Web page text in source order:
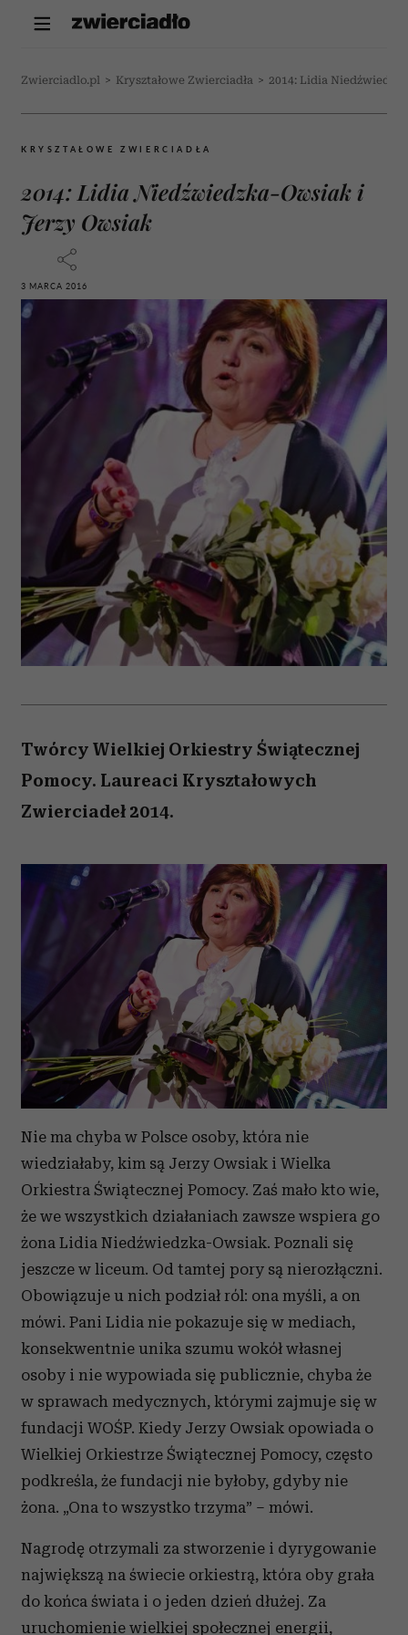
Zwierciadlo.pl > Kryształowe Zwierciadła > 2014: Lidia
KRYSZTAŁOWE ZWIERCIADŁA
2014: Lidia Niedźwiedzka-Owsiak i
Jerzy Owsiak
3 MARCA 2016
Twórcy Wielkiej Orkiestry Świątecznej
Pomocy. Laureaci Kryształowych
Zwierciadeł 2014.
Nie ma chyba w Polsce osoby, która nie
wiedziałaby, kim są Jerzy Owsiak i Wielka
Orkiestra Świątecznej Pomocy. Zaś mało kto wie,
że we wszystkich działaniach zawsze wspiera go
żona Lidia Niedźwiedzka-Owsiak. Poznali się
jeszcze w liceum. Od tamtej pory są nierozłączni.
Obowiązuje u nich podział ról: ona myśli, a on
mówi. Pani Lidia nie pokazuje się w mediach,
konsekwentnie unika szumu wokół własnej
osoby i nie wypowiada się publicznie, chyba że
w sprawach medycznych, którymi zajmuje się w
fundacji WOŚP. Kiedy Jerzy Owsiak opowiada o
Wielkiej Orkiestrze Świątecznej Pomocy, często
podkreśla, że fundacji nie byłoby, gdyby nie
żona. „Ona to wszystko trzyma” – mówi.
Nagrodę otrzymali za stworzenie i dyrygowanie
największą na świecie orkiestrą, która oby grała
do końca świata i o jeden dzień dłużej. Za
uruchomienie wielkiej społecznej energii,